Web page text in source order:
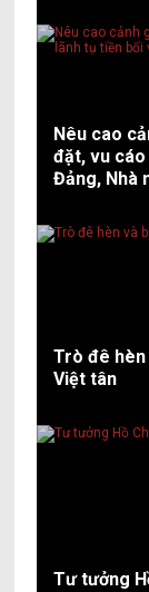
Nêu cao
đặt, vu
Đảng, Nhà
Trò đê
Việt tân
Tư tưởng